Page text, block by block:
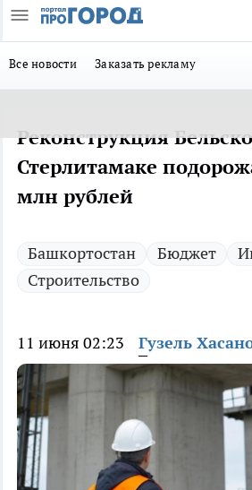
Все новости Заказать рекламу
Реконструкция
Стерлитамаке
млн рублей
Башкортостан Бюджет
Строительство
11 июня 02:23 Гузель